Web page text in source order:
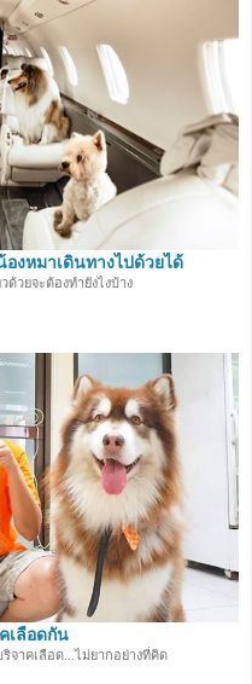
งหมาเดินทางไปด้วยได้
วยจะต้องทำยังไงบ้าง
เลือดกัน
าคเลือด...ไม่ยากอย่างที่คิด